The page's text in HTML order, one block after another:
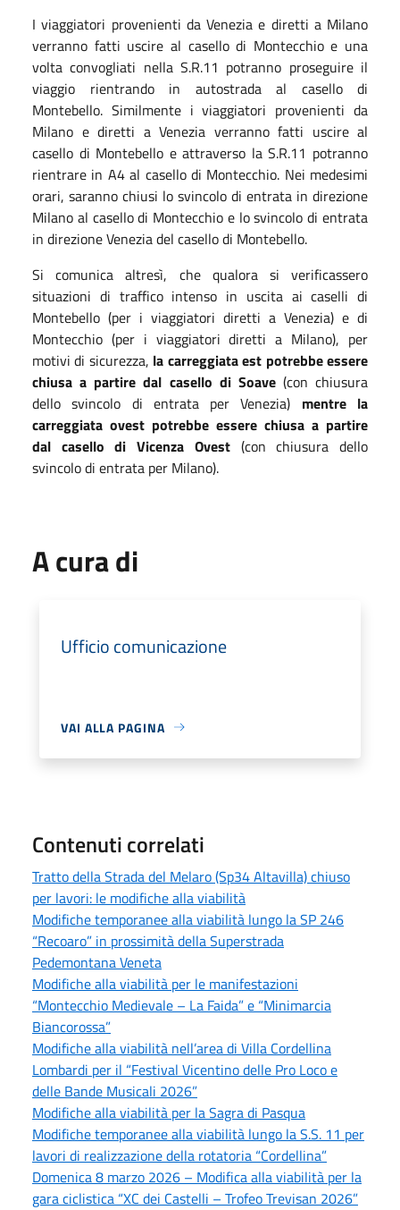
I viaggiatori provenienti da Venezia e diretti a Milano
verranno fatti uscire al casello di Montecchio e una
volta convogliati nella S.R.11 potranno proseguire il
viaggio rientrando in autostrada al casello di
Montebello. Similmente i viaggiatori provenienti da
Milano e diretti a Venezia verranno fatti uscire al
casello di Montebello e attraverso la S.R.11 potranno
rientrare in A4 al casello di Montecchio. Nei medesimi
orari, saranno chiusi lo svincolo di entrata in direzione
Milano al casello di Montecchio e lo svincolo di entrata
in direzione Venezia del casello di Montebello.
Si comunica altresì, che qualora si verificassero
situazioni di traffico intenso in uscita ai caselli di
Montebello (per i viaggiatori diretti a Venezia) e di
Montecchio (per i viaggiatori diretti a Milano), per
motivi di sicurezza, la carreggiata est potrebbe essere
chiusa a partire dal casello di Soave (con chiusura
dello svincolo di entrata per Venezia) mentre la
carreggiata ovest potrebbe essere chiusa a partire
dal casello di Vicenza Ovest (con chiusura dello
svincolo di entrata per Milano).
A cura di
Ufficio comunicazione
VAI ALLA PAGINA
Contenuti correlati
Tratto della Strada del Melaro (Sp34 Altavilla) chiuso
per lavori: le modifiche alla viabilità
Modifiche temporanee alla viabilità lungo la SP 246
“Recoaro” in prossimità della Superstrada
Pedemontana Veneta
Modifiche alla viabilità per le manifestazioni
“Montecchio Medievale – La Faida” e “Minimarcia
Biancorossa”
Modifiche alla viabilità nell’area di Villa Cordellina
Lombardi per il “Festival Vicentino delle Pro Loco e
delle Bande Musicali 2026”
Modifiche alla viabilità per la Sagra di Pasqua
Modifiche temporanee alla viabilità lungo la S.S. 11 per
lavori di realizzazione della rotatoria “Cordellina”
Domenica 8 marzo 2026 – Modifica alla viabilità per la
gara ciclistica “XC dei Castelli – Trofeo Trevisan 2026”